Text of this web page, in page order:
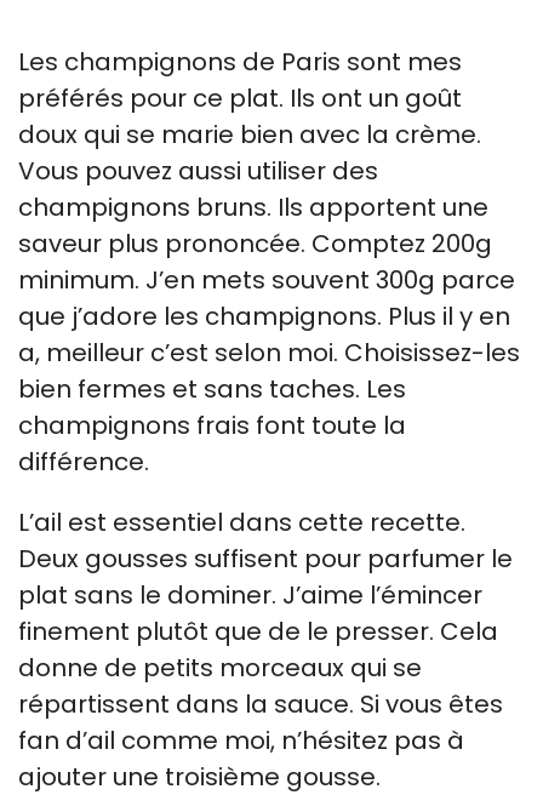
Les champignons de Paris sont mes
préférés pour ce plat. Ils ont un goût
doux qui se marie bien avec la crème.
Vous pouvez aussi utiliser des
champignons bruns. Ils apportent une
saveur plus prononcée. Comptez 200g
minimum. J’en mets souvent 300g parce
que j’adore les champignons. Plus il y en
a, meilleur c’est selon moi. Choisissez-les
bien fermes et sans taches. Les
champignons frais font toute la
différence.
L’ail est essentiel dans cette recette.
Deux gousses suffisent pour parfumer le
plat sans le dominer. J’aime l’émincer
finement plutôt que de le presser. Cela
donne de petits morceaux qui se
répartissent dans la sauce. Si vous êtes
fan d’ail comme moi, n’hésitez pas à
ajouter une troisième gousse.